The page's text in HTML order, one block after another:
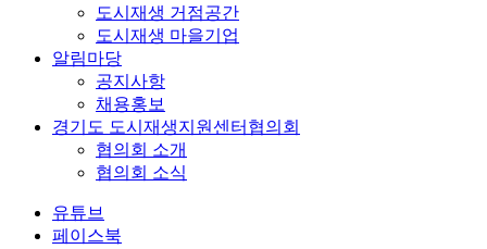
도시재생 거점공간
도시재생 마을기업
알림마당
공지사항
채용홍보
경기도 도시재생지원센터협의회
협의회 소개
협의회 소식
유튜브
페이스북